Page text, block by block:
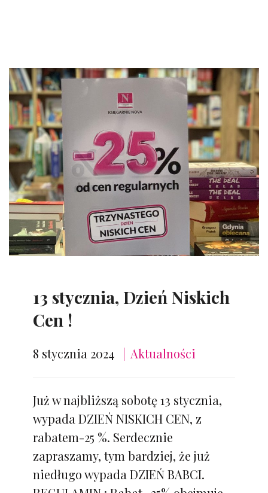
13 stycznia, Dzień Niskich
Cen !
8 stycznia 2024 Aktualności
Już w najbliższą sobotę 13 stycznia,
wypada DZIEŃ NISKICH CEN, z
rabatem-25 %. Serdecznie
zapraszamy, tym bardziej, że już
niedługo wypada DZIEŃ BABCI.